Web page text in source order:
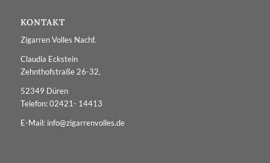
KONTAKT
Zigarren Volles Nachf.
Claudia Eckstein
Zehnthofstraße 26-32,
52349 Düren
Telefon: 02421- 14413
E-Mail: info@zigarrenvolles.de